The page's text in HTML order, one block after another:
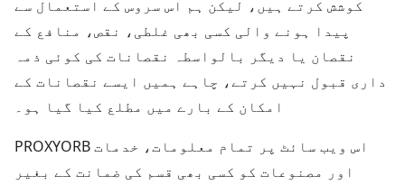
کوشش کرتے ہیں، لیکن ہم اس سروس کے استعمال سے
پیدا ہونے والی کسی بھی غلطی، نقص، منافع کے
نقصان یا دیگر بالواسطہ نقصانات کی کوئی ذمہ
داری قبول نہیں کرتے، چاہے ہمیں ایسے نقصانات کے
امکان کے بارے میں مطلع کیا گیا ہو۔
PROXYORB اس ویب سائٹ پر تمام معلومات، خدمات
اور مصنوعات کو کسی بھی قسم کی ضمانت کے بغیر